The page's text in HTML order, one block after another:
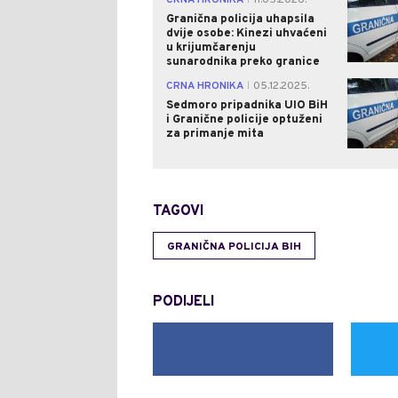
Granična policija uhapsila
dvije osobe: Kinezi uhvaćeni
u krijumčarenju
sunarodnika preko granice
CRNA HRONIKA
05.12.2025.
Sedmoro pripadnika UIO BiH
i Granične policije optuženi
za primanje mita
TAGOVI
GRANIČNA POLICIJA BIH
PODIJELI